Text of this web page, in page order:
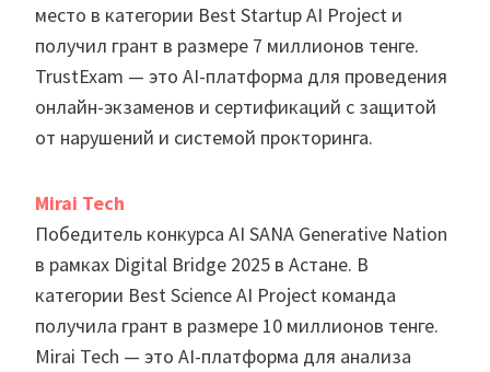
место в категории Best Startup AI Project и
получил грант в размере 7 миллионов тенге.
TrustExam — это AI-платформа для проведения
онлайн-экзаменов и сертификаций с защитой
от нарушений и системой прокторинга.
Mirai Tech
Победитель конкурса AI SANA Generative Nation
в рамках Digital Bridge 2025 в Астане. В
категории Best Science AI Project команда
получила грант в размере 10 миллионов тенге.
Mirai Tech — это AI-платформа для анализа